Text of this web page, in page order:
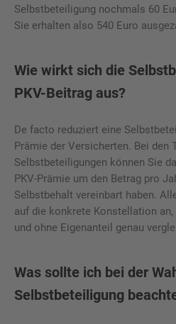
Selbstbeteiligung nochmals 60
Sie erhalten also 540 Euro
Wie wirkt sich die
PKV-Beitrag aus?
De facto reduziert eine
Prämie der Versicherten. Bei den
Selbstbeteiligungen können Sie
PKV-Prämie um den Betrag pro
Selbstbehalt vereinbart haben.
auf die konkrete Konstellation
und ohne Eigenanteil genau
Was sollte ich bei der
Selbstbeteiligung